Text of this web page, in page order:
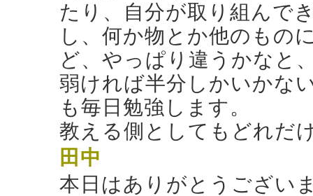
たり、自分が取り組んで
し、何か物とか他のもの
ど、やっぱり違うかなと
弱ければ半分しかいかな
も毎日勉強します。
教える側としてもどれだ
田中
本日はありがとうござい